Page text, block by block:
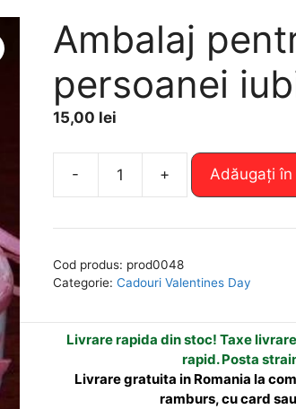
Ambalaj
persoanei
15,00 lei
-
pentru
persoanei
-
ROZ
+ Adăugați în
e
n
t
Cod produs: prod0048
Categorie: Cadouri Valentines Day
Livrare rapida din stoc! Taxe
rapid. Posta
Livrare gratuita in Romania la
ramburs, cu card